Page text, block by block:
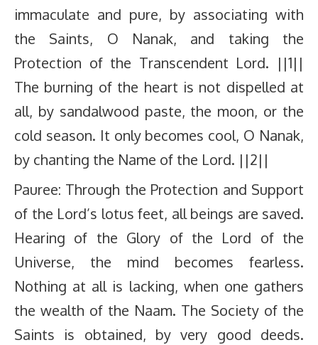
immaculate and pure, by associating with
the Saints, O Nanak, and taking the
Protection of the Transcendent Lord. ||1||
The burning of the heart is not dispelled at
all, by sandalwood paste, the moon, or the
cold season. It only becomes cool, O Nanak,
by chanting the Name of the Lord. ||2||
Pauree: Through the Protection and Support
of the Lord’s lotus feet, all beings are saved.
Hearing of the Glory of the Lord of the
Universe, the mind becomes fearless.
Nothing at all is lacking, when one gathers
the wealth of the Naam. The Society of the
Saints is obtained, by very good deeds.